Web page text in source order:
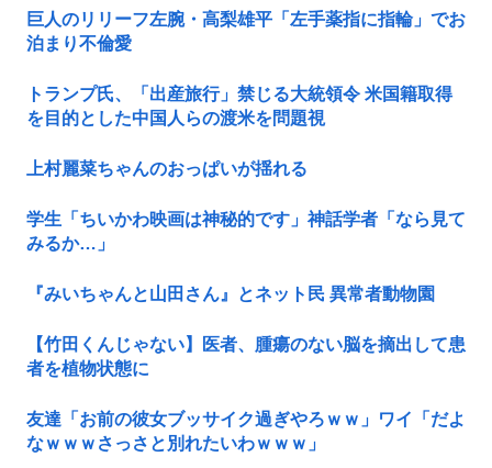
巨人のリリーフ左腕・高梨雄平「左手薬指に指輪」でお
泊まり不倫愛
トランプ氏、「出産旅行」禁じる大統領令 米国籍取得
を目的とした中国人らの渡米を問題視
上村麗菜ちゃんのおっぱいが揺れる
学生「ちいかわ映画は神秘的です」神話学者「なら見て
みるか…」
『みいちゃんと山田さん』とネット民 異常者動物園
【竹田くんじゃない】医者、腫瘍のない脳を摘出して患
者を植物状態に
友達「お前の彼女ブッサイク過ぎやろｗｗ」ワイ「だよ
なｗｗｗさっさと別れたいわｗｗｗ」